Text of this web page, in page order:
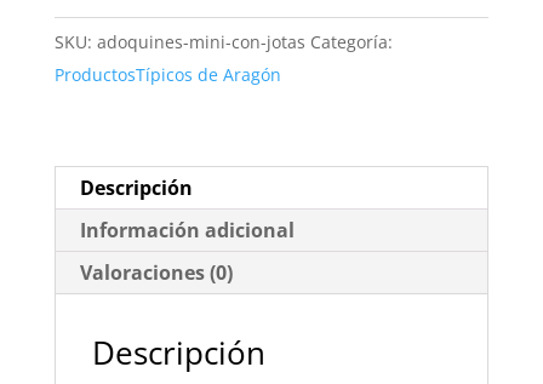
del
Pilar
–
Más
Famoso
de
Aragón
SKU: adoquines-mini-con-jotas Categoría:
ProductosTípicos de Aragón
Descripción
Información adicional
Valoraciones (0)
Descripción